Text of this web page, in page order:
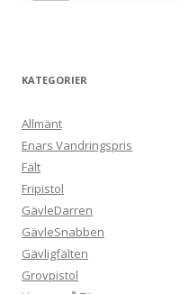
KATEGORIER
Allmänt
Enars Vandringspris
Fält
Fripistol
GävleDarren
GävleSnabben
Gävligfälten
Grovpistol